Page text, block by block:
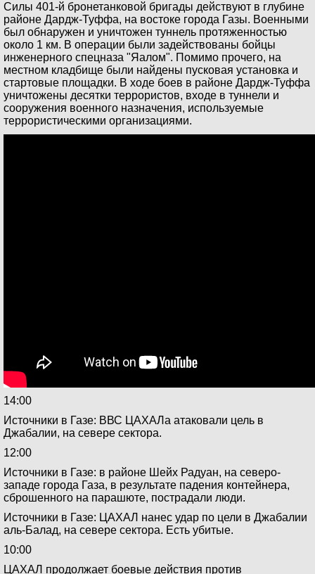
Силы 401-й бронетанковой бригады действуют в глубине
районе Дардж-Туффа, на востоке города Газы. Военными
был обнаружен и уничтожен туннель протяженностью
около 1 км. В операции были задействованы бойцы
инженерного спецназа "Яалом". Помимо прочего, на
местном кладбище были найдены пусковая установка и
стартовые площадки. В ходе боев в районе Дардж-Туффа
уничтожены десятки террористов, входе в туннели и
сооружения военного назначения, используемые
террористическими организациями.
14:00
Источники в Газе: ВВС ЦАХАЛа атаковали цель в
Джабалии, на севере сектора.
12:00
Источники в Газе: в районе Шейх Радуан, на северо-
западе города Газа, в результате падения контейнера,
сброшенного на парашюте, пострадали люди.
Источники в Газе: ЦАХАЛ нанес удар по цели в Джабалии
аль-Балад, на севере сектора. Есть убитые.
10:00
ЦАХАЛ продолжает боевые действия против